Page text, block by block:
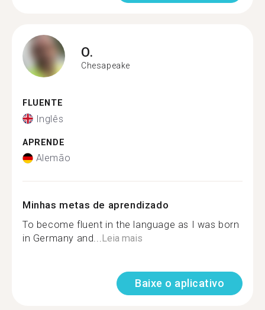
O.
Chesapeake
FLUENTE
Inglês
APRENDE
Alemão
Minhas metas de aprendizado
To become fluent in the language as I was born
in Germany and...Leia mais
Baixe o aplicativo